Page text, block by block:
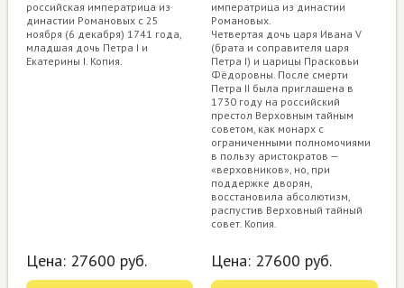
российская императрица из
династии Романовых с 25
ноября (6 декабря) 1741 года,
младшая дочь Петра I и
Екатерины I. Копия.
Цена: 27600 руб.
императрица из династии
Романовых.
Четвертая дочь царя Ивана V
(брата и соправителя царя
Петра I) и царицы Прасковьи
Фёдоровны. После смерти
Петра II была приглашена в
1730 году на российский
престол Верховным тайным
советом, как монарх с
ограниченными полномочиями
в пользу аристократов —
«верховников», но, при
поддержке дворян,
восстановила абсолютизм,
распустив Верховный тайный
совет. Копия.
Цена: 27600 руб.